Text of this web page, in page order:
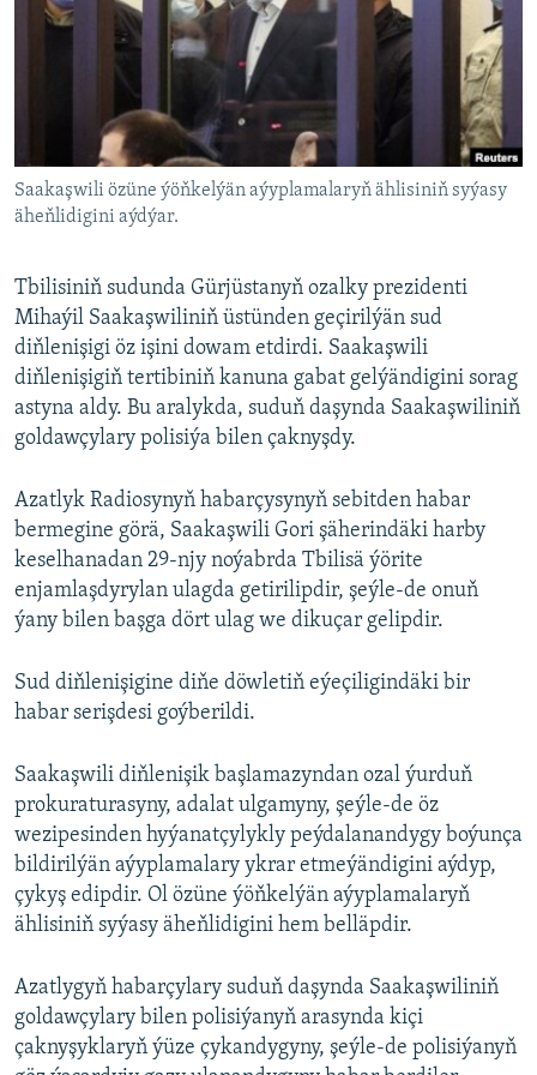
Saakaşwili özüne ýöňkelýän aýyplamalaryň ählisiniň syýasy
äheňlidigini aýdýar.
Tbilisiniň sudunda Gürjüstanyň ozalky prezidenti
Mihaýil Saakaşwiliniň üstünden geçirilýän sud
diňlenişigi öz işini dowam etdirdi. Saakaşwili
diňlenişigiň tertibiniň kanuna gabat gelýändigini sorag
astyna aldy. Bu aralykda, suduň daşynda Saakaşwiliniň
goldawçylary polisiýa bilen çaknyşdy.
Azatlyk Radiosynyň habarçysynyň sebitden habar
bermegine görä, Saakaşwili Gori şäherindäki harby
keselhanadan 29-njy noýabrda Tbilisä ýörite
enjamlaşdyrylan ulagda getirilipdir, şeýle-de onuň
ýany bilen başga dört ulag we dikuçar gelipdir.
Sud diňlenişigine diňe döwletiň eýeçiligindäki bir
habar serişdesi goýberildi.
Saakaşwili diňlenişik başlamazyndan ozal ýurduň
prokuraturasyny, adalat ulgamyny, şeýle-de öz
wezipesinden hyýanatçylykly peýdalanandygy boýunça
bildirilýän aýyplamalary ykrar etmeýändigini aýdyp,
çykyş edipdir. Ol özüne ýöňkelýän aýyplamalaryň
ählisiniň syýasy äheňlidigini hem belläpdir.
Azatlygyň habarçylary suduň daşynda Saakaşwiliniň
goldawçylary bilen polisiýanyň arasynda kiçi
çaknyşyklaryň ýüze çykandygyny, şeýle-de polisiýanyň